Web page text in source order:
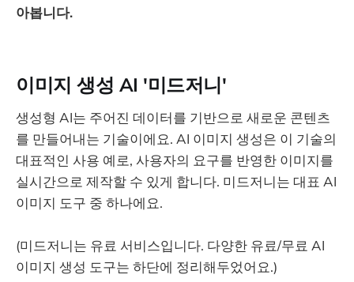
아봅니다.
이미지 생성 AI '미드저니'
생성형 AI는 주어진 데이터를 기반으로 새로운 콘텐츠
를 만들어내는 기술이에요. AI 이미지 생성은 이 기술의
대표적인 사용 예로, 사용자의 요구를 반영한 이미지를
실시간으로 제작할 수 있게 합니다. 미드저니는 대표 AI
이미지 도구 중 하나에요.
(미드저니는 유료 서비스입니다. 다양한 유료/무료 AI
이미지 생성 도구는 하단에 정리해두었어요.)